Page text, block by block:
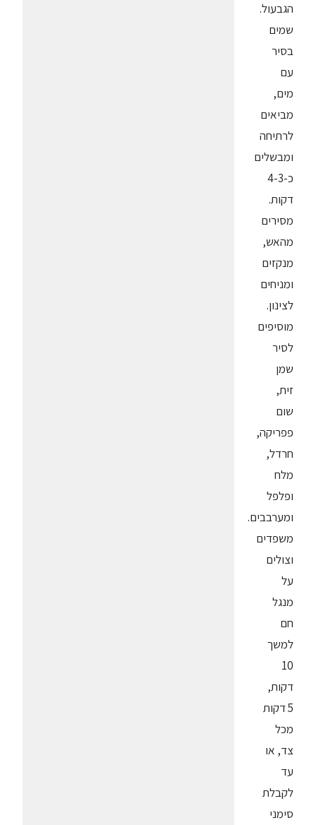
הגבעול.
שמים
בסיר
עם
מים,
מביאים
לרתיחה
ומבשלים
כ-4-3
דקות.
מסירים
מהאש,
מנקזים
ומניחים
לצינון.
מוסיפים
לסיר
שמן
זית,
שום
פפריקה,
חרדל,
מלח
ופלפל
ומערבבים.
משפדים
וצולים
על
מנגל
חם
למשך
10
דקות,
5 דקות
מכל
צד, או
עד
לקבלת
סימני